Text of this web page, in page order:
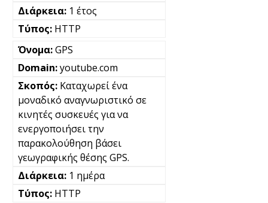
1 έτος
HTTP
GPS
youtube.com
Καταχωρεί ένα
μοναδικό αναγνωριστικό σε
κινητές συσκευές για να
ενεργοποιήσει την
παρακολούθηση βάσει
γεωγραφικής θέσης GPS.
1 ημέρα
HTTP